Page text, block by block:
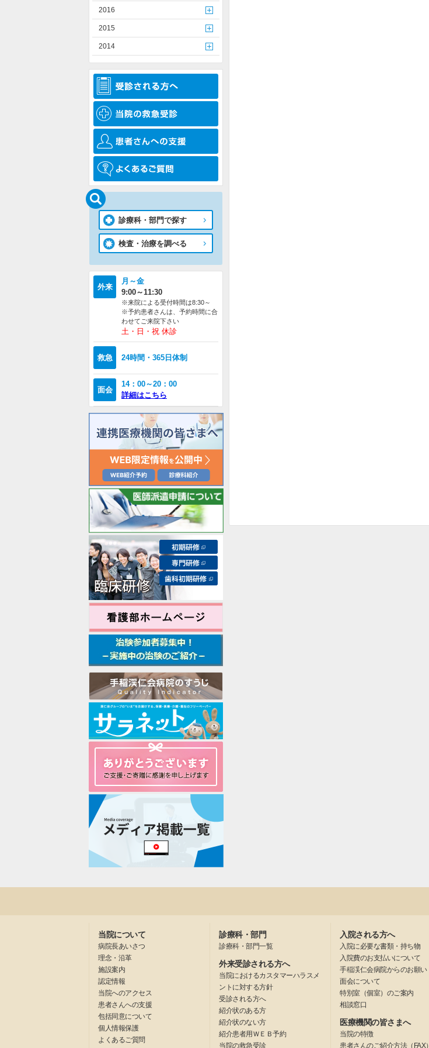
2016
2015
2014
診療科・部門で探す
検査・治療を調べる
外来
月～金
9:00～11:30
※来院による受付時間は8:30～
※予約患者さんは、予約時間に合
わせてご来院下さい
土・日・祝 休診
救急 24時間・365日体制
面会
14：00～20：00
詳細はこちら
当院について
病院長あいさつ
理念・沿革
施設案内
認定情報
当院へのアクセス
患者さんへの支援
包括同意について
個人情報保護
よくあるご質問
診療科・部門
診療科・部門一覧
外来受診される方へ
当院におけるカスタマーハラスメ
ントに対する方針
受診される方へ
紹介状のある方
紹介状のない方
紹介患者用ＷＥＢ予約
当院の救急受診
入院される方へ
入院に必要な書類・持ち物
入院費のお支払いについて
手稲渓仁会病院からのお願い
面会について
特別室（個室）のご案内
相談窓口
医療機関の皆さまへ
当院の特徴
患者さんのご紹介方法（FAX）